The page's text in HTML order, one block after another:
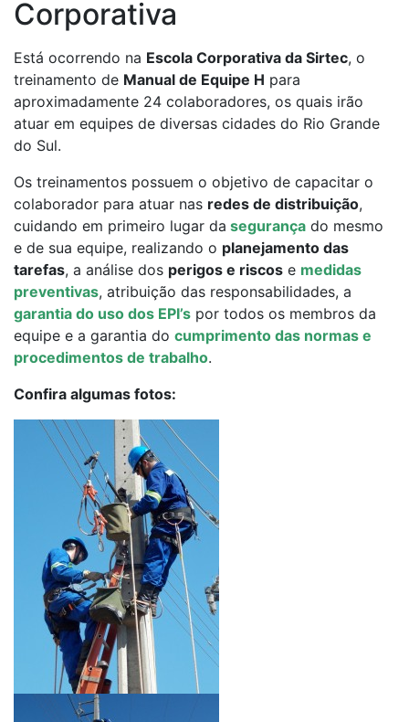
Corporativa
Está ocorrendo na Escola Corporativa da Sirtec, o
treinamento de Manual de Equipe H para
aproximadamente 24 colaboradores, os quais irão
atuar em equipes de diversas cidades do Rio Grande
do Sul.
Os treinamentos possuem o objetivo de capacitar o
colaborador para atuar nas redes de distribuição,
cuidando em primeiro lugar da segurança do mesmo
e de sua equipe, realizando o planejamento das
tarefas, a análise dos perigos e riscos e medidas
preventivas, atribuição das responsabilidades, a
garantia do uso dos EPI’s por todos os membros da
equipe e a garantia do cumprimento das normas e
procedimentos de trabalho.
Confira algumas fotos: